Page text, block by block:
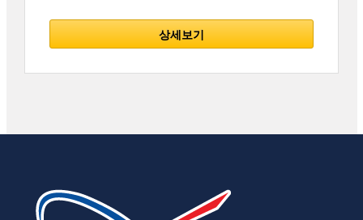
상세보기